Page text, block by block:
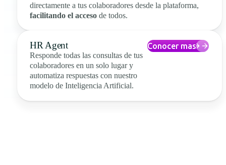
directamente a tus colaboradores desde la plataforma,
facilitando el acceso de todos.
HR Agent
Responde todas las consultas de tus
colaboradores en un solo lugar y
automatiza respuestas con nuestro
modelo de Inteligencia Artificial.
Conocer mas